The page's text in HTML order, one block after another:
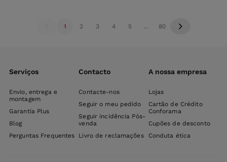
1 2 3 4 5 ... 80
Serviços
Envio, entrega e
montagem
Garantia Plus
Blog
Perguntas Frequentes
Contacto
Contacte-nos
Seguir o meu pedido
Seguir incidência Pós-
venda
Livro de reclamações
A nossa empresa
Lojas
Cartão de Crédito
Conforama
Cupões de desconto
Conduta ética